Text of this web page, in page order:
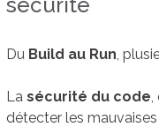
Du Build au Run,
La sécurité du code,
détecter les